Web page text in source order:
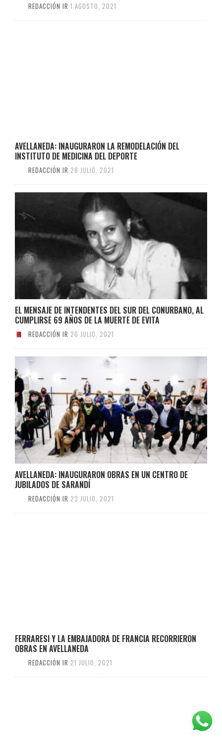
REDACCIÓN IR 1 AGOSTO, 2021
AVELLANEDA: INAUGURARON LA REMODELACIÓN DEL
INSTITUTO DE MEDICINA DEL DEPORTE
REDACCIÓN IR 28 JULIO, 2021
EL MENSAJE DE INTENDENTES DEL SUR DEL CONURBANO, AL
CUMPLIRSE 69 AÑOS DE LA MUERTE DE EVITA
REDACCIÓN IR 26 JULIO, 2021
AVELLANEDA: INAUGURARON OBRAS EN UN CENTRO DE
JUBILADOS DE SARANDÍ
REDACCIÓN IR 23 JULIO, 2021
FERRARESI Y LA EMBAJADORA DE FRANCIA RECORRIERON
OBRAS EN AVELLANEDA
REDACCIÓN IR 21 JULIO, 2021